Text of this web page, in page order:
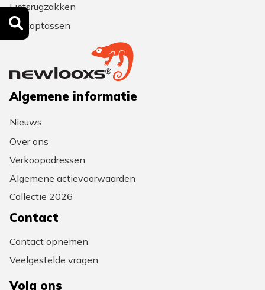
Fietsrugzakken
Laptoptassen
Algemene informatie
Nieuws
Over ons
Verkoopadressen
Algemene actievoorwaarden
Collectie 2026
Contact
Contact opnemen
Veelgestelde vragen
Volg ons